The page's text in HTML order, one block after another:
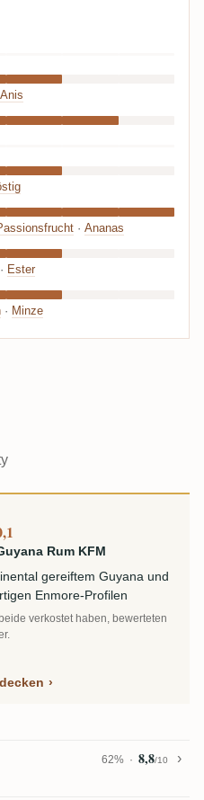
Anis
· Ananas
· Ester
· Minze
Rum KFM
gereiftem Guyana und
Enmore-Profilen
verkostet haben, bewerteten
62% 8,8/10